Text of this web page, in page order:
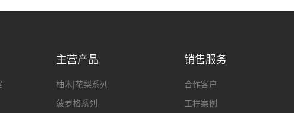
主营产品
柚木|花梨系列
菠萝格系列
销售服务
合作客户
工程案例